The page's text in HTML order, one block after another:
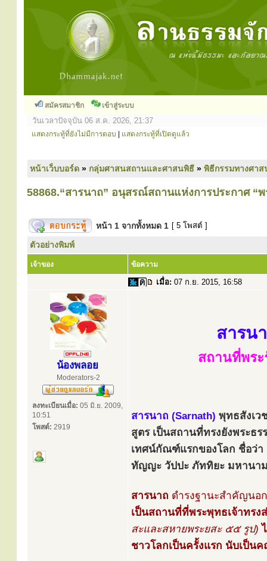
สมัครสมาชิก เข้าสู่ระบบ
วันเวลาปัจจุบัน 06 ส.ค. 2026, 21:37
แสดงกระทู้ที่ยังไม่มีการตอบ แสดงกระทู้ที่เปิดดูแล้ว
หน้าเว็บบอร์ด » กลุ่มศาสนสถานและศาสนพิธี » พิธีกรรมทางศา
58868.“สารนาถ” อนุสรณ์สถานแห่งการประกาศ “
หน้า 1 จากทั้งหมด 1 [ 5 โพสต์ ]
ตัวอย่างพิมพ์
เจ้าของ ข้อความ
เมื่อ: 07 ก.ย. 2015, 16:58
น้องพลอย
Moderators-2
ลงทะเบียนเมื่อ: 05 มิ.ย. 2009,
10:51
โพสต์: 2919
สารน
สถานที่พร
สารนาถ (Sarnath) พุทธสังเว
สูตร เป็นสถานที่ทรงยังพระธ
เทศน์กัณฑ์แรกของโลก ชื่อว่
ทัญญะ วัปปะ ภัททิยะ มหานา
สารนาถ ดำรงฐานะสำคัญนอ
เป็นสถานที่ที่พระพุทธเจ้าทร
สะและสหายพระยสะ ๕๕ รูป)
ชาวโลกเป็นครั้งแรก นับเป็น